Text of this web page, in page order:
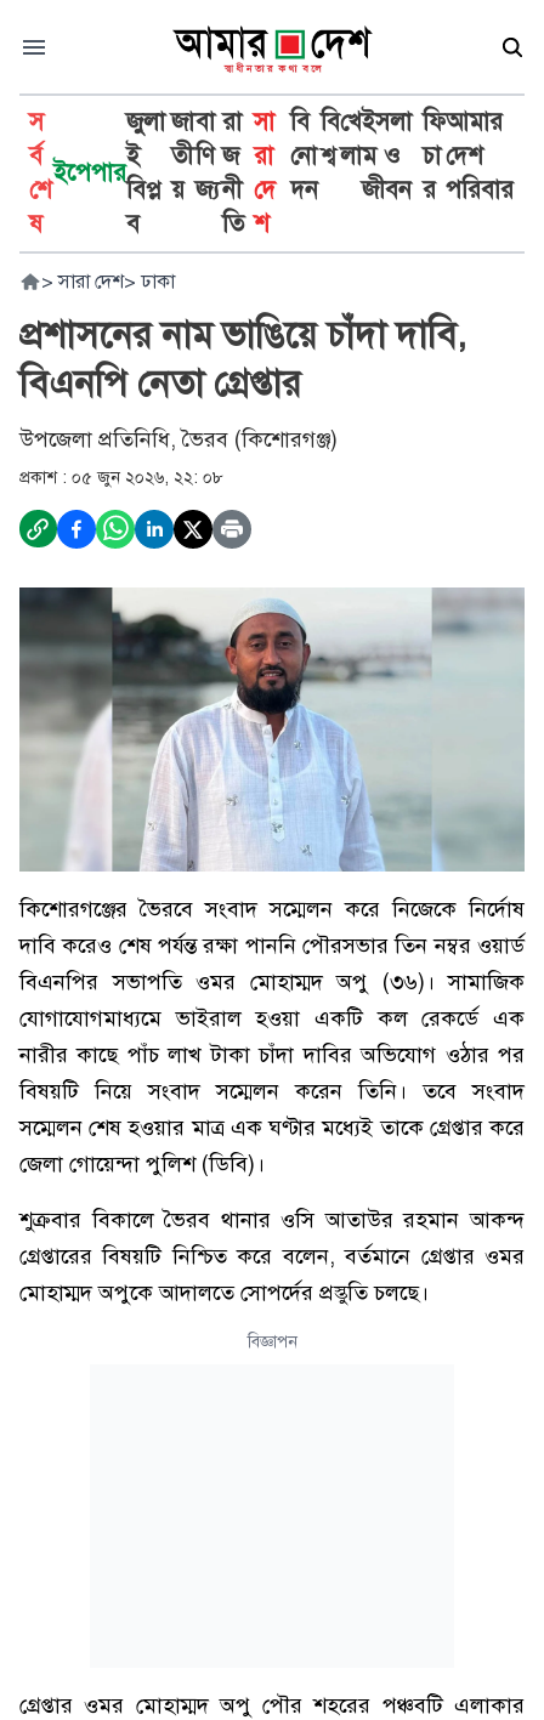
স
র্ব
শে
ষ
ইপেপার
জুলা
ই
বিপ্ল
ব
জা
তী
য়
বা
ণি
জ্য
রা
জ
নী
তি
সা
রা
দে
শ
বি
নো
দন
বি
শ্ব
খে
লা
ইসলা
ম ও
জীবন
ফি
চা
র
আমার
দেশ
পরিবার
> সারা দেশ> ঢাকা
প্রশাসনের নাম ভাঙিয়ে চাঁদা দাবি,
বিএনপি নেতা গ্রেপ্তার
উপজেলা প্রতিনিধি, ভৈরব (কিশোরগঞ্জ)
প্রকাশ : ০৫ জুন ২০২৬, ২২: ০৮
কিশোরগঞ্জের ভৈরবে সংবাদ সম্মেলন করে নিজেকে নির্দোষ
দাবি করেও শেষ পর্যন্ত রক্ষা পাননি পৌরসভার তিন নম্বর ওয়ার্ড
বিএনপির সভাপতি ওমর মোহাম্মদ অপু (৩৬)। সামাজিক
যোগাযোগমাধ্যমে ভাইরাল হওয়া একটি কল রেকর্ডে এক
নারীর কাছে পাঁচ লাখ টাকা চাঁদা দাবির অভিযোগ ওঠার পর
বিষয়টি নিয়ে সংবাদ সম্মেলন করেন তিনি। তবে সংবাদ
সম্মেলন শেষ হওয়ার মাত্র এক ঘণ্টার মধ্যেই তাকে গ্রেপ্তার করে
জেলা গোয়েন্দা পুলিশ (ডিবি)।
শুক্রবার বিকালে ভৈরব থানার ওসি আতাউর রহমান আকন্দ
গ্রেপ্তারের বিষয়টি নিশ্চিত করে বলেন, বর্তমানে গ্রেপ্তার ওমর
মোহাম্মদ অপুকে আদালতে সোপর্দের প্রস্তুতি চলছে।
বিজ্ঞাপন
গ্রেপ্তার ওমর মোহাম্মদ অপু পৌর শহরের পঞ্চবটি এলাকার